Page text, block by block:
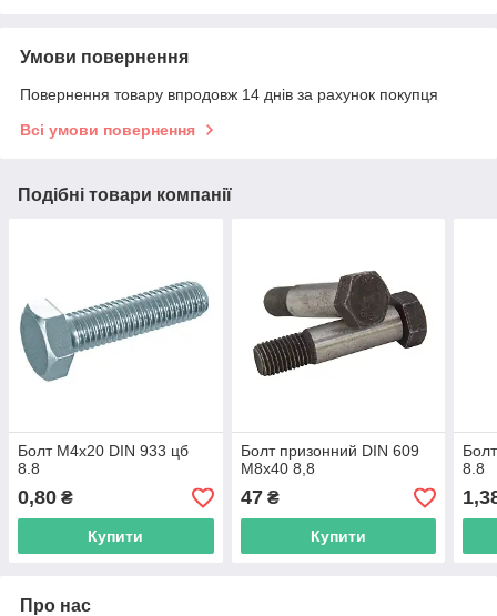
Умови повернення
Повернення товару впродовж 14 днів за рахунок покупця
Всі умови повернення
Подібні товари компанії
Болт М4х20 DIN 933 цб
8.8
0,80 ₴
Купити
Болт призонний DIN 609
М8х40 8,8
47₴
Купити
8.8
Про нас